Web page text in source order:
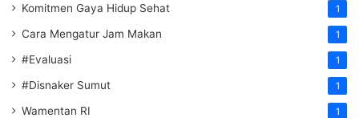
Komitmen Gaya Hidup Sehat 1
Cara Mengatur Jam Makan 1
#Evaluasi 1
#Disnaker Sumut 1
Wamentan RI 1